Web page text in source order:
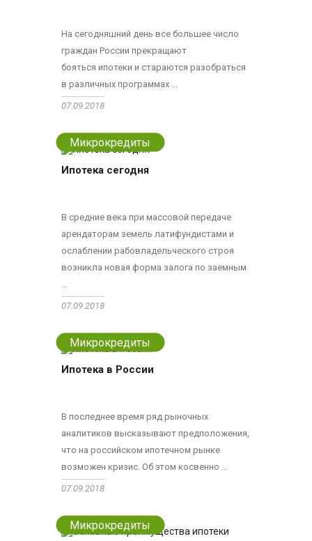
На сегодняшний день все большее число
граждан России прекращают
бояться ипотеки и стараются разобраться
в различных программах ...
07.09.2018
Микрокредиты
Ипотека сегодня
В средние века при массовой передаче
арендаторам земель латифундистами и
ослаблении рабовладельческого строя
возникла новая форма залога по заемным
07.09.2018
Микрокредиты
Ипотека в России
В последнее время ряд рыночных
аналитиков высказывают предположения,
что на российском ипотечном рынке
возможен кризис. Об этом косвенно ...
07.09.2018
Микрокредиты